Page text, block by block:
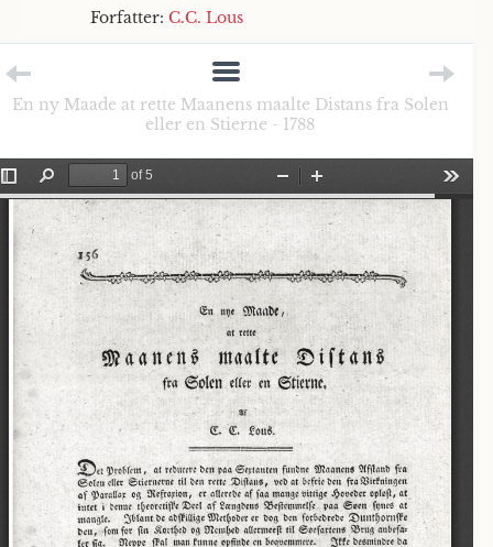
Forfatter: C.C. Lous
En ny Maade at rette Maanens maalte Distans fra Solen
eller en Stierne - 1788